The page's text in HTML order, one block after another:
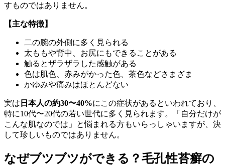
すものではありません。
【主な特徴】
二の腕の外側に多く見られる
太ももや背中、お尻にもできることがある
触るとザラザラした感触がある
色は肌色、赤みがかった色、茶色などさまざま
かゆみや痛みはほとんどない
実は 日本人の約30〜40%にこの症状があるといわれており、
特に10代〜20代の若い世代に多く見られます。「自分だけが
こんな肌なのでは」と悩まれる方もいらっしゃいますが、決
して珍しいものではありません。
なぜブツブツができる？毛孔性苔癬の